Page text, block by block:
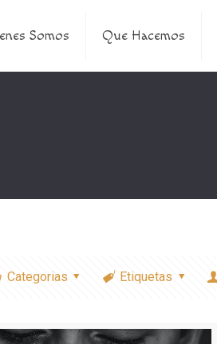
Somos Que Hacemos
Categorias Etiquetas